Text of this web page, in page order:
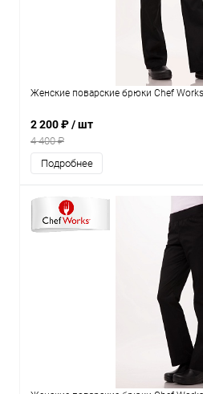
Женские поварские брюки Chef
2 200 ₽/ шт
4 400 ₽
Подробнее